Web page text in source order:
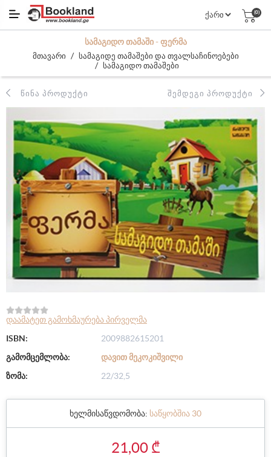
(0)
ᲡᲐᲛᲐᲒᲘᲓᲝ ᲗᲐᲛᲐᲨᲘ - ᲤᲔᲠᲛᲐ
მთავარი / სამაგიდე თამაშები და თვალსაჩინოებები
/ სამაგიდო თამაშები
ᲬᲘᲜᲐ ᲞᲠᲝᲓᲣᲥᲢᲘ ᲨᲔᲛᲓᲔᲒᲘ ᲞᲠᲝᲓᲣᲥᲢᲘ
დაამატეთ გამოხმაურება პირველმა
ISBN:
2009882615201
გამომცემლობა:
ᲓᲐᲕᲘᲗ ᲛᲔᲙᲝᲙᲘᲨᲕᲘᲚᲘ
ზომა:
22/32,5
ხელმისაწვდომობა: საწყობშია 30
21,00 ₾